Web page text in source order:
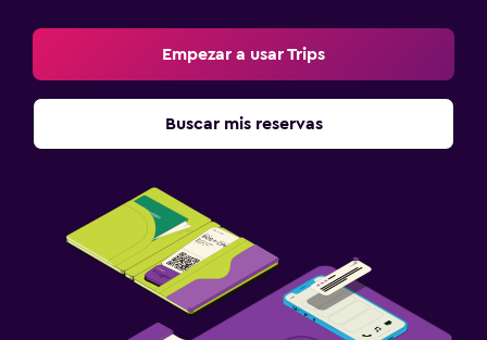
Empezar a usar Trips
Buscar mis reservas